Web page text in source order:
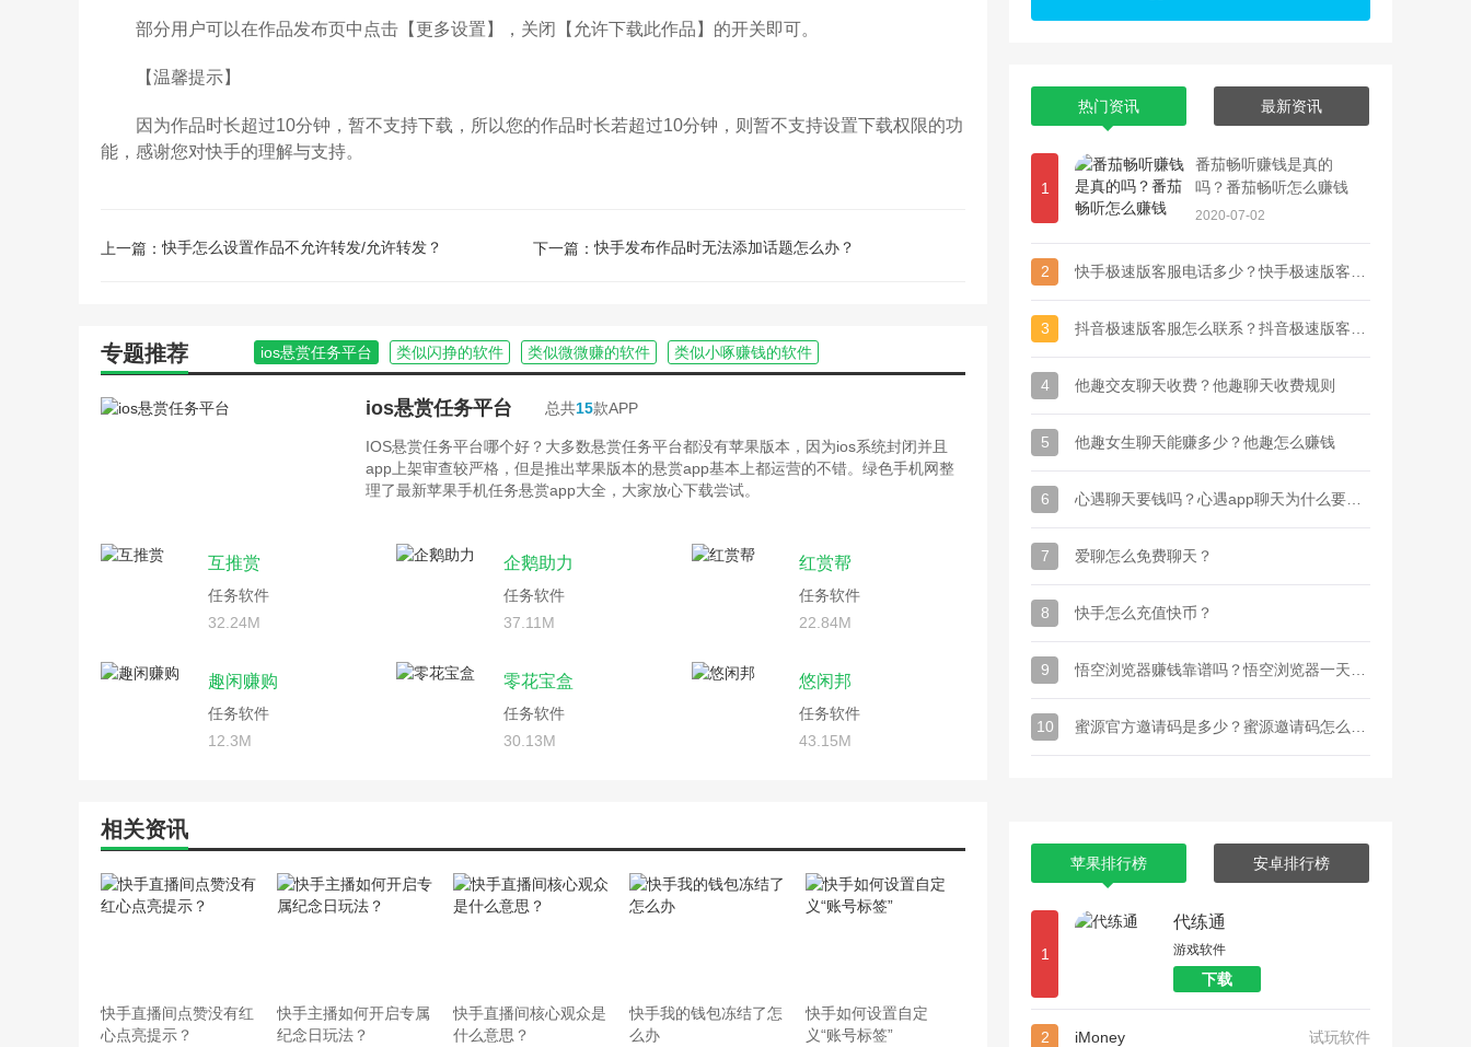
部分用户可以在作品发布页中点击【更多设置】，关闭【允许下载此作品】的开关即可。
【温馨提示】
因为作品时长超过10分钟，暂不支持下载，所以您的作品时长若超过10分钟，则暂不支持设置下载权限的功
能，感谢您对快手的理解与支持。
上一篇： 快手怎么设置作品不允许转发/允许转发？ 下一篇： 快手发布作品时无法添加话题怎么办？
专题推荐 ios悬赏任务平台 类似闪挣的软件 类似微微赚的软件 类似小啄赚钱的软件
ios悬赏任务平台 总共15款APP
IOS悬赏任务平台哪个好？大多数悬赏任务平台都没有苹果版本，因为ios系统封闭并且
app上架审查较严格，但是推出苹果版本的悬赏app基本上都运营的不错。绿色手机网整
理了最新苹果手机任务悬赏app大全，大家放心下载尝试。
互推赏
任务软件
32.24M
企鹅助力
任务软件
37.11M
红赏帮
任务软件
22.84M
趣闲赚购
任务软件
12.3M
零花宝盒
任务软件
30.13M
悠闲邦
任务软件
43.15M
相关资讯
快手直播间点赞没有红
心点亮提示？
快手主播如何开启专属
纪念日玩法？
快手直播间核心观众是
什么意思？
快手我的钱包冻结了怎
么办
快手如何设置自定
义“账号标签”
热门资讯 最新资讯
1
番茄畅听赚钱是真的
吗？番茄畅听怎么赚钱
2020-07-02
2
3
4 他趣交友聊天收费？他趣聊天收费规则
5 他趣女生聊天能赚多少？他趣怎么赚钱
6
7 爱聊怎么免费聊天？
8 快手怎么充值快币？
9
10
苹果排行榜 安卓排行榜
1
代练通
游戏软件
下载
2 iMoney 试玩软件